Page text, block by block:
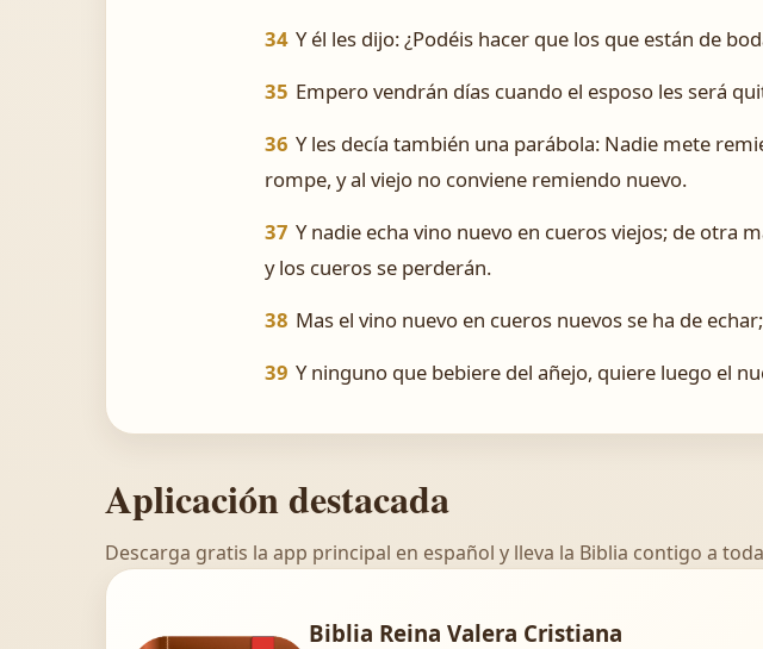
34 Y él les dijo: ¿Podéis hacer que los que están de
35 Empero vendrán días cuando el esposo les será
36 Y les decía también una parábola: Nadie mete
rompe, y al viejo no conviene remiendo nuevo.
37 Y nadie echa vino nuevo en cueros viejos; de otra
y los cueros se perderán.
38 Mas el vino nuevo en cueros nuevos se ha de
39 Y ninguno que bebiere del añejo, quiere luego el
Aplicación destacada
Descarga gratis la app principal en español y lleva la Biblia contigo a
Biblia Reina Valera Cristiana